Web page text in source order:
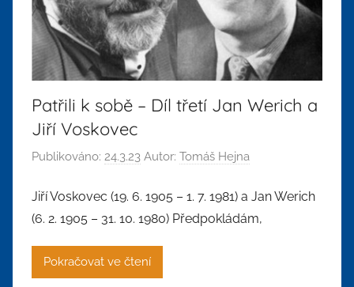
Patřili k sobě – Díl třetí Jan Werich a
Jiří Voskovec
Publikováno: 24.3.23 Autor: Tomáš Hejna
Jiří Voskovec (19. 6. 1905 – 1. 7. 1981) a Jan Werich
(6. 2. 1905 – 31. 10. 1980) Předpokládám,
Pokračovat ve čtení